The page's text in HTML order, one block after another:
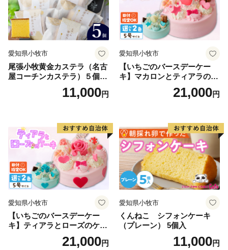
愛知県小牧市
尾張小牧黄金カステラ（名古
屋コーチンカステラ）５個入
名古屋コーチン カステラ ザ
ラメ 常温 愛知県 小牧市 アン
11,000円
愛知県小牧市
【いちごのバースデーケー
キ】マカロンとティアラのケ
ーキ スイーツ 日時指定可 デ
ザート 洋菓子 お取り寄せ 愛
デコレーションケーキ ホー
ルケーキ
21,000円
愛知県小牧市
【いちごのバースデーケー
キ】ティアラとローズのケー
キ スイーツ デザート 洋菓
子 お取り寄せ 愛知県 小牧市
21,000円
愛知県小牧市
くんねこ シフォンケーキ
（プレーン） 5個入
11,000円